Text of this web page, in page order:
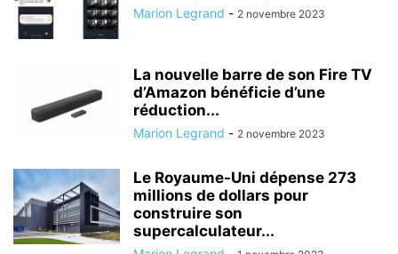
Marion Legrand - 2 novembre 2023
La nouvelle barre de son Fire TV
d’Amazon bénéficie d’une
réduction...
Marion Legrand - 2 novembre 2023
Le Royaume-Uni dépense 273
millions de dollars pour
construire son
supercalculateur...